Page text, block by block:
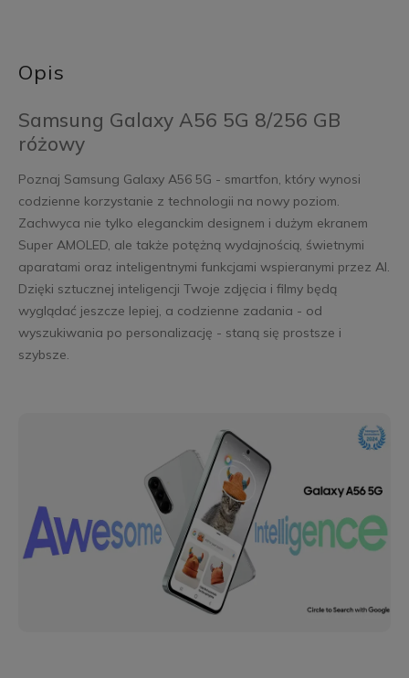
Opis
Samsung Galaxy A56 5G 8/256 GB
różowy
Poznaj Samsung Galaxy A56 5G - smartfon, który wynosi
codzienne korzystanie z technologii na nowy poziom.
Zachwyca nie tylko eleganckim designem i dużym ekranem
Super AMOLED, ale także potężną wydajnością, świetnymi
aparatami oraz inteligentnymi funkcjami wspieranymi przez AI.
Dzięki sztucznej inteligencji Twoje zdjęcia i filmy będą
wyglądać jeszcze lepiej, a codzienne zadania - od
wyszukiwania po personalizację - staną się prostsze i
szybsze.